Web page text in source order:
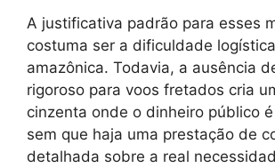
A justificativa padrão para esses
costuma ser a dificuldade
amazônica. Todavia, a ausência
rigoroso para voos fretados cria
cinzenta onde o dinheiro público
sem que haja uma prestação de
detalhada sobre a real